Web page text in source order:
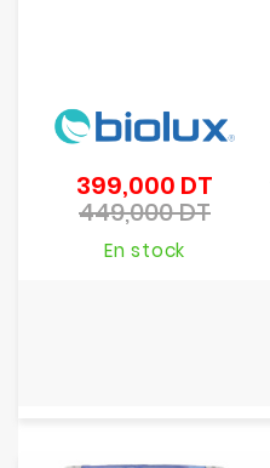
399,000 DT
449,000 DTPrix
En stock